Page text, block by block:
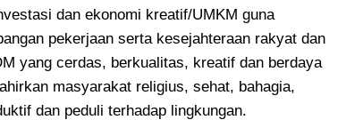
dan ekonomi kreatif/UMKM guna
pekerjaan serta kesejahteraan rakyat dan
yang cerdas, berkualitas, kreatif dan berdaya
masyarakat religius, sehat, bahagia,
dan peduli terhadap lingkungan.